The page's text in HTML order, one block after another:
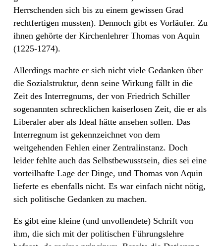
Herrschenden sich bis zu einem gewissen Grad
rechtfertigen mussten). Dennoch gibt es Vorläufer. Zu
ihnen gehörte der Kirchenlehrer Thomas von Aquin
(1225-1274).
Allerdings machte er sich nicht viele Gedanken über
die Sozialstruktur, denn seine Wirkung fällt in die
Zeit des Interregnums, der von Friedrich Schiller
sogenannten schrecklichen kaiserlosen Zeit, die er als
Liberaler aber als Ideal hätte ansehen sollen. Das
Interregnum ist gekennzeichnet von dem
weitgehenden Fehlen einer Zentralinstanz. Doch
leider fehlte auch das Selbstbewusstsein, dies sei eine
vorteilhafte Lage der Dinge, und Thomas von Aquin
lieferte es ebenfalls nicht. Es war einfach nicht nötig,
sich politische Gedanken zu machen.
Es gibt eine kleine (und unvollendete) Schrift von
ihm, die sich mit der politischen Führungslehre